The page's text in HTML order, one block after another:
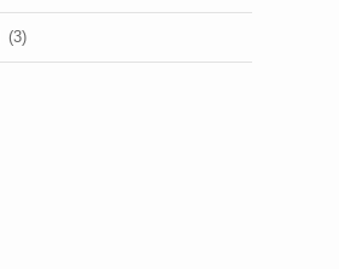
(3)